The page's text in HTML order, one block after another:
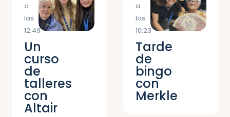
a
las
12:49
Un
curso
de
talleres
con
Altair
a
las
10:23
Tarde
de
bingo
con
Merkle